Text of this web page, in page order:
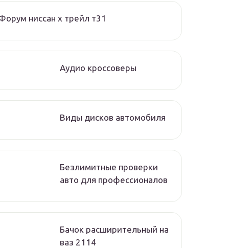
ниссан х трейл т31
Аудио кроссоверы
Виды дисков автомобиля
Безлимитные проверки
авто для профессионалов
Бачок расширительный на
ваз 2114